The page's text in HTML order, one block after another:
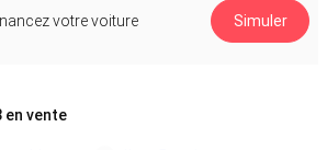
votre voiture Simuler
en vente